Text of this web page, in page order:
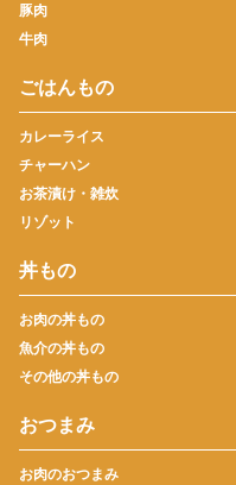
豚肉
牛肉
ごはんもの
カレーライス
チャーハン
お茶漬け・雑炊
リゾット
丼もの
お肉の丼もの
魚介の丼もの
その他の丼もの
おつまみ
お肉のおつまみ